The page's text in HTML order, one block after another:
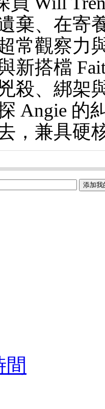
棄、在寄
常觀察力
新搭檔
殺、綁架
Angie 的
，兼具硬
間